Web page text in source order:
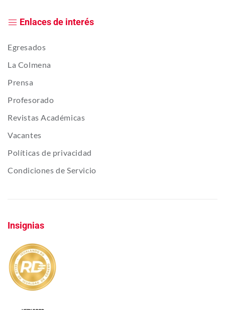
Enlaces de interés
Egresados
La Colmena
Prensa
Profesorado
Revistas Académicas
Vacantes
Políticas de privacidad
Condiciones de Servicio
Insignias